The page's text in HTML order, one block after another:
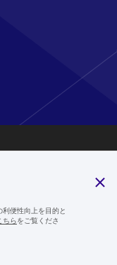
便性向上を目的と
ちらをご覧くださ